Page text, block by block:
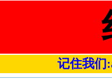
记住我们